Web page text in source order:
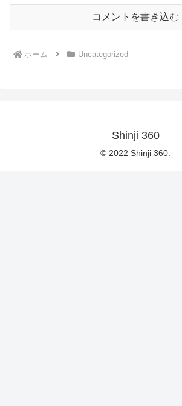
コメントを書き込む
ホーム Uncategorized
Shinji 360
© 2022 Shinji 360.